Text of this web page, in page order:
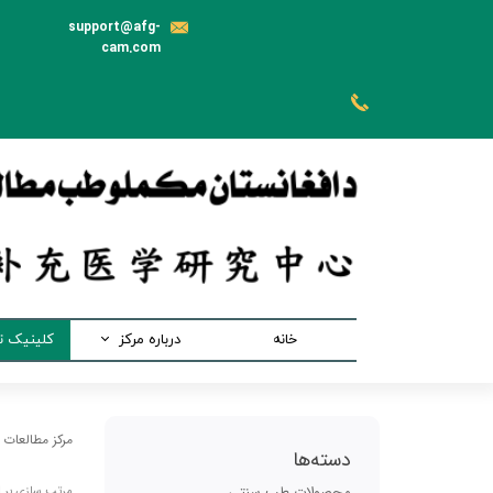
support@afg-
cam.com
خانه درباره مرکز
بخش
بخش
مرکز
دسته‌ها